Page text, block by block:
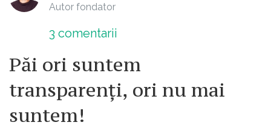
Autor fondator
3 comentarii
Păi ori suntem
transparenți, ori nu mai
suntem!